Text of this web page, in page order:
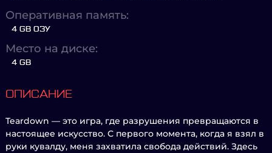
Оперативная память:
4 GB ОЗУ
Место на диске:
4 GB
ОПИСАНИЕ
Teardown — это игра, где разрушения превращаются в
настоящее искусство. С первого момента, когда я взял в
руки кувалду, меня захватила свобода действий. Здесь